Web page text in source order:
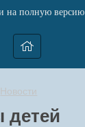
на полную версию
Новости
детей